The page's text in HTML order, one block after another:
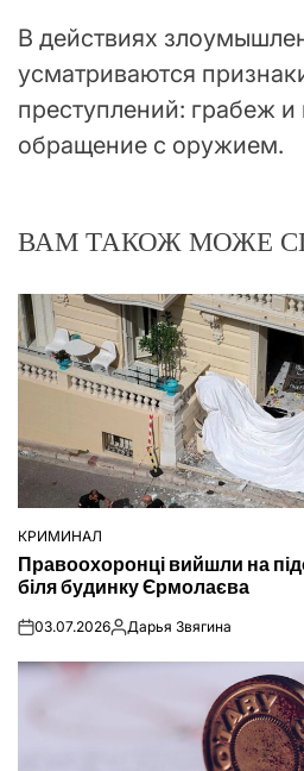
В действиях
усматриваются
преступлений: грабеж и
обращение с оружием.
ВАМ ТАКОЖ МОЖЕ
ОПУБЛІКУВАТИ
КРИМИНАЛ
Правоохоронці вийшли на
біля будинку Єрмолаєва
on03.07.2026Опубліковано
Дарья Звягина